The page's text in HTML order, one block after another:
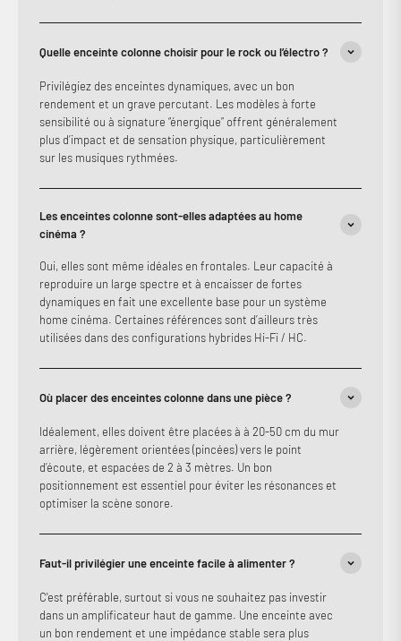
Quelle enceinte colonne choisir pour le rock ou l’électro ?
Privilégiez des enceintes dynamiques, avec un bon
rendement et un grave percutant. Les modèles à forte
sensibilité ou à signature “énergique” offrent généralement
plus d’impact et de sensation physique, particulièrement
sur les musiques rythmées.
Les enceintes colonne sont-elles adaptées au home
cinéma ?
Oui, elles sont même idéales en frontales. Leur capacité à
reproduire un large spectre et à encaisser de fortes
dynamiques en fait une excellente base pour un système
home cinéma. Certaines références sont d’ailleurs très
utilisées dans des configurations hybrides Hi-Fi / HC.
Où placer des enceintes colonne dans une pièce ?
Idéalement, elles doivent être placées à à 20-50 cm du mur
arrière, légèrement orientées (pincées) vers le point
d’écoute, et espacées de 2 à 3 mètres. Un bon
positionnement est essentiel pour éviter les résonances et
optimiser la scène sonore.
Faut-il privilégier une enceinte facile à alimenter ?
C'est préférable, surtout si vous ne souhaitez pas investir
dans un amplificateur haut de gamme. Une enceinte avec
un bon rendement et une impédance stable sera plus